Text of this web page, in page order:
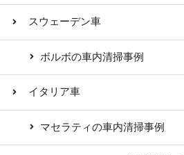
スウェーデン車
ボルボの車内清掃事例
イタリア車
マセラティの車内清掃事例